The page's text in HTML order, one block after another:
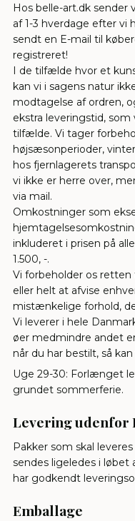
Hos belle-art.dk sender
af 1-3 hverdage efter vi
sendt en E-mail til
registreret!
I de tilfælde hvor et
kan vi i sagens natur
modtagelse af ordren,
ekstra leveringstid,
tilfælde. Vi tager
højsæsonperioder,
hos fjernlagerets
vi ikke er herre over,
via mail.
Omkostninger som
inkluderet i prisen på
1.500, -.
Vi forbeholder os
eller helt at afvise
mistænkelige forhold,
Vi leverer i hele
øer medmindre andet
når du har bestilt, så
Uge 29-30: Forlænget
grundet sommerferie.
Levering udenfor
Pakker som skal
sendes ligeledes i løbet
har godkendt
Emballage